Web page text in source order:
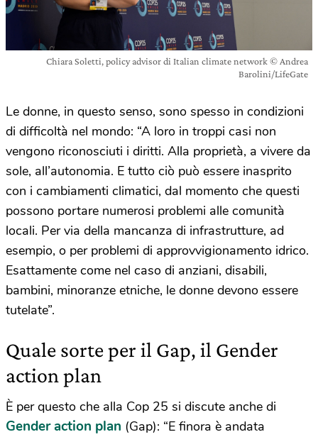
Chiara Soletti, policy advisor di Italian climate network © Andrea
Barolini/LifeGate
Le donne, in questo senso, sono spesso in condizioni
di difficoltà nel mondo: “A loro in troppi casi non
vengono riconosciuti i diritti. Alla proprietà, a vivere da
sole, all’autonomia. E tutto ciò può essere inasprito
con i cambiamenti climatici, dal momento che questi
possono portare numerosi problemi alle comunità
locali. Per via della mancanza di infrastrutture, ad
esempio, o per problemi di approvvigionamento idrico.
Esattamente come nel caso di anziani, disabili,
bambini, minoranze etniche, le donne devono essere
tutelate”.
Quale sorte per il Gap, il Gender
action plan
È per questo che alla Cop 25 si discute anche di
Gender action plan (Gap): “E finora è andata